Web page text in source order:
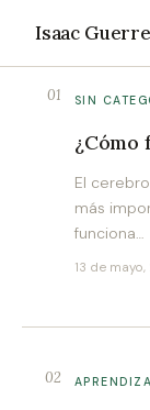
Isaac
01 SIN
El
más
funciona…
13 de
02